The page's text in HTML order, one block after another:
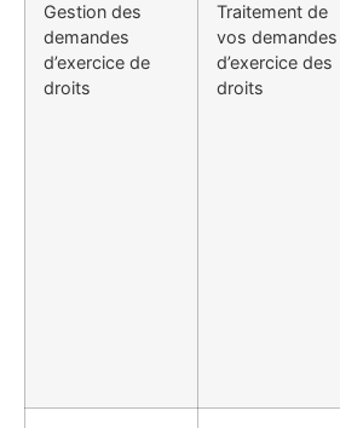
Gestion des
demandes
d’exercice de
droits
Traitement de
vos demandes
d’exercice des
droits